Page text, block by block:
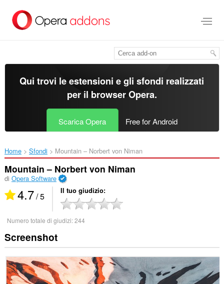
contenuto
Qui trovi le estensioni e gli sfondi realizzati
per il browser Opera.
Scarica Opera Free for Android
Home Sfondi Mountain – Norbert von Niman‎
Mountain – Norbert von Niman
di Opera Software
4.7/ 5 Il tuo giudizio
Numero totale di giudizi:244
Screenshot